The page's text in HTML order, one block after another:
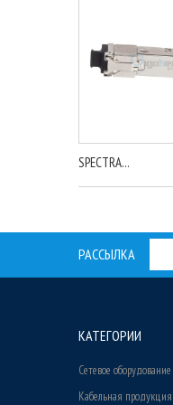
SPECTRA...
РАССЫЛКА
КАТЕГОРИИ
Сетевое оборудование
Кабельная продукция